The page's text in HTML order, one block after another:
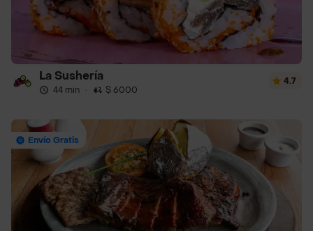
La Sushería
44 min · $ 6000
4.7
Envío Gratis